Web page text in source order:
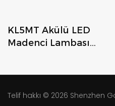
KL5MT Akülü LED
Madenci Lambası
Modülü İçin Ayrılmış
Telif hakkı © 2026 Shenzhen